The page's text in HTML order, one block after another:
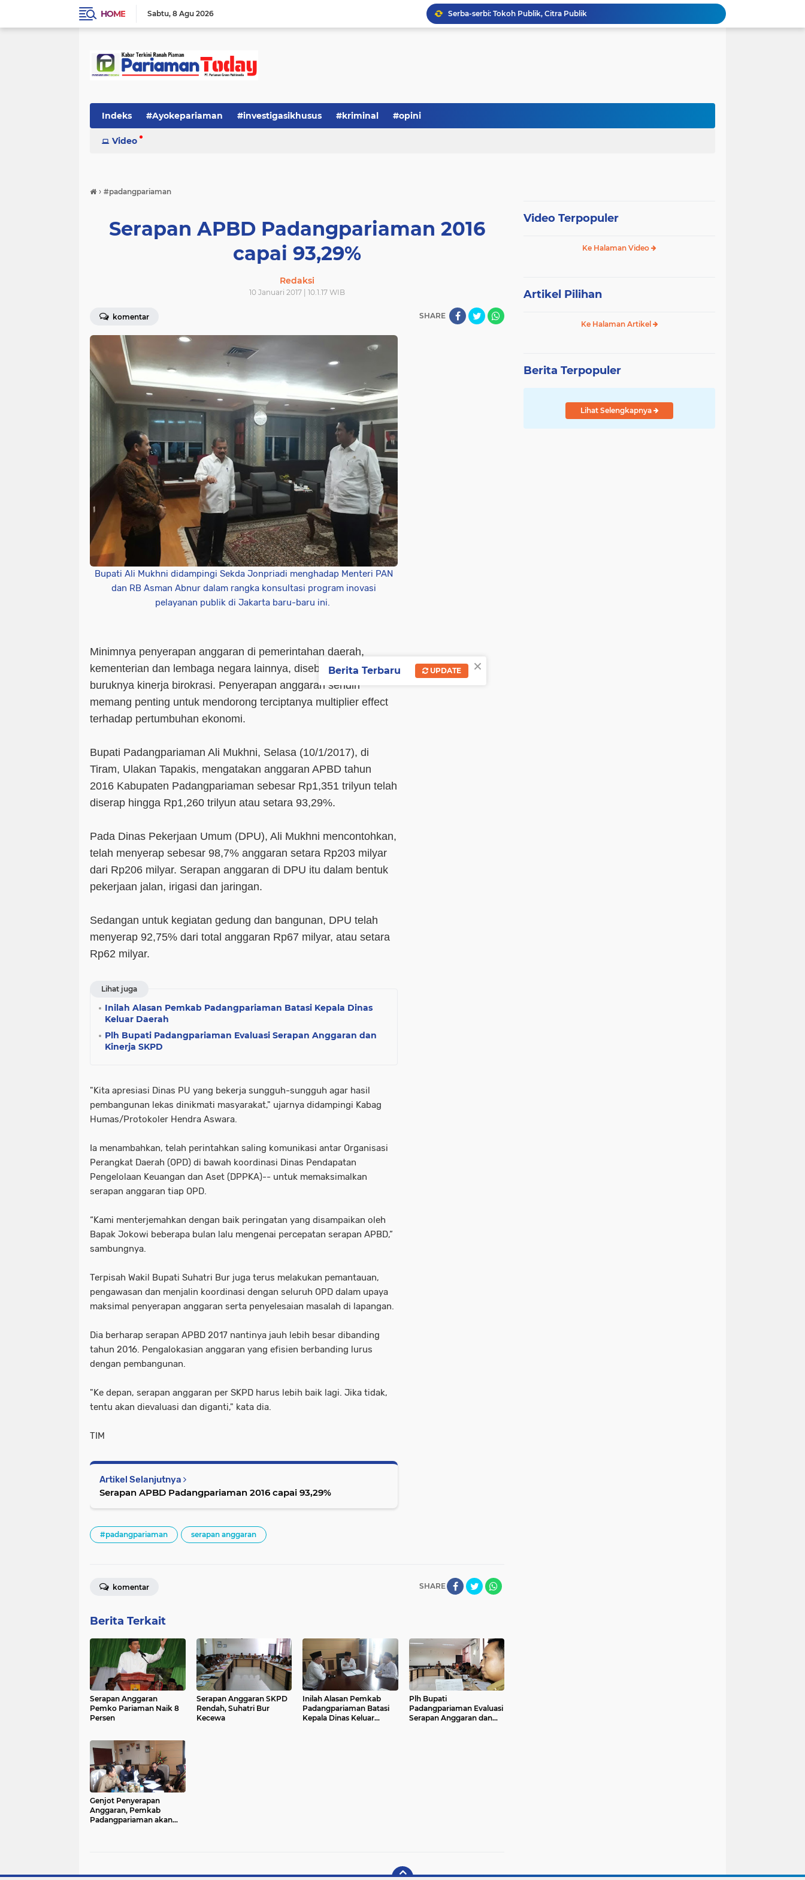
HOME Sabtu 8 Agu 2026
Serba-serbi: Tokoh Publik, Citra Publik
Wali Kota Pariaman Lepas Kontingen Pramuka ke Jambore Nasional XII di Cibubur
SEPEDA TANTE, Inovasi Digital Pemko Pariaman Percepat Pendaftaran Tanda Tangan Elektronik
Indeks #Ayokepariaman #investigasikhusus #kriminal #opini
Video
› #padangpariaman
Serapan APBD Padangpariaman 2016
capai 93,29%
Redaksi
10 Januari 2017 | 10.1.17 WIB
komentar SHARE
Bupati Ali Mukhni didampingi Sekda Jonpriadi menghadap Menteri PAN
dan RB Asman Abnur dalam rangka konsultasi program inovasi
pelayanan publik di Jakarta baru-baru ini.
Minimnya penyerapan anggaran di pemerintahan daerah,
kementerian dan lembaga negara lainnya, disebabkan oleh
buruknya kinerja birokrasi. Penyerapan anggaran sendiri
memang penting untuk mendorong terciptanya multiplier effect
terhadap pertumbuhan ekonomi.
Bupati Padangpariaman Ali Mukhni, Selasa (10/1/2017), di
Tiram, Ulakan Tapakis, mengatakan anggaran APBD tahun
2016 Kabupaten Padangpariaman sebesar Rp1,351 trilyun telah
diserap hingga Rp1,260 trilyun atau setara 93,29%.
Pada Dinas Pekerjaan Umum (DPU), Ali Mukhni mencontohkan,
telah menyerap sebesar 98,7% anggaran setara Rp203 milyar
dari Rp206 milyar. Serapan anggaran di DPU itu dalam bentuk
pekerjaan jalan, irigasi dan jaringan.
Sedangan untuk kegiatan gedung dan bangunan, DPU telah
menyerap 92,75% dari total anggaran Rp67 milyar, atau setara
Rp62 milyar.
Lihat juga
Inilah Alasan Pemkab Padangpariaman Batasi Kepala Dinas
Keluar Daerah
Plh Bupati Padangpariaman Evaluasi Serapan Anggaran dan
Kinerja SKPD
"Kita apresiasi Dinas PU yang bekerja sungguh-sungguh agar hasil
pembangunan lekas dinikmati masyarakat," ujarnya didampingi Kabag
Humas/Protokoler Hendra Aswara.
Ia menambahkan, telah perintahkan saling komunikasi antar Organisasi
Perangkat Daerah (OPD) di bawah koordinasi Dinas Pendapatan
Pengelolaan Keuangan dan Aset (DPPKA)-- untuk memaksimalkan
serapan anggaran tiap OPD.
“Kami menterjemahkan dengan baik peringatan yang disampaikan oleh
Bapak Jokowi beberapa bulan lalu mengenai percepatan serapan APBD,”
sambungnya.
Terpisah Wakil Bupati Suhatri Bur juga terus melakukan pemantauan,
pengawasan dan menjalin koordinasi dengan seluruh OPD dalam upaya
maksimal penyerapan anggaran serta penyelesaian masalah di lapangan.
Dia berharap serapan APBD 2017 nantinya jauh lebih besar dibanding
tahun 2016. Pengalokasian anggaran yang efisien berbanding lurus
dengan pembangunan.
"Ke depan, serapan anggaran per SKPD harus lebih baik lagi. Jika tidak,
tentu akan dievaluasi dan diganti," kata dia.
TIM
Artikel Selanjutnya
Serapan APBD Padangpariaman 2016 capai 93,29%
#padangpariaman serapan anggaran
SHARE
komentar
Berita Terkait
Serapan Anggaran
Pemko Pariaman Naik 8
Persen
Serapan Anggaran SKPD
Rendah, Suhatri Bur
Kecewa
Inilah Alasan Pemkab
Padangpariaman Batasi
Kepala Dinas Keluar
Plh Bupati
Padangpariaman Evaluasi
Serapan Anggaran dan
Genjot Penyerapan
Anggaran, Pemkab
Padangpariaman akan
Video Terpopuler
Ke Halaman Video
Artikel Pilihan
Ke Halaman Artikel
Berita Terpopuler
Lihat Selengkapnya
×
Berita Terbaru UPDATE